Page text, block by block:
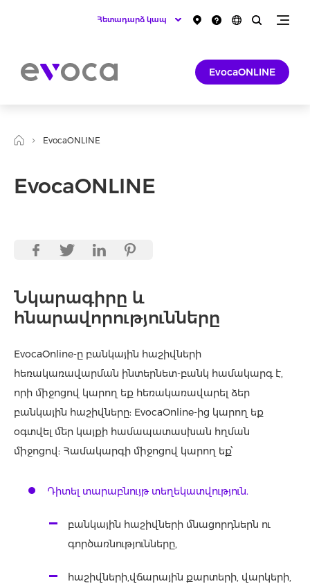
Հետադարձ կապ
EvocaONLINE
EvocaONLINE
EvocaONLINE
Նկարագիրը և
հնարավորությունները
EvocaOnline-ը բանկային հաշիվների
հեռակառավարման ինտերնետ-բանկ համակարգ է,
որի միջոցով կարող եք հեռակառավարել ձեր
բանկային հաշիվները: EvocaOnline-ից կարող եք
օգտվել մեր կայքի համապատասխան հղման
միջոցով: Համակարգի միջոցով կարող եք՝
Դիտել տարաբնույթ տեղեկատվություն.
բանկային հաշիվների մնացորդներն ու
գործառնությունները,
հաշիվների,վճարային քարտերի, վարկերի,